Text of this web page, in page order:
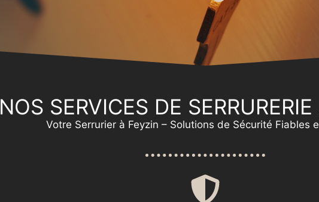
NOS SERVICES DE
Votre Serrurier à Feyzin – Solutions de Sécurité Fiables